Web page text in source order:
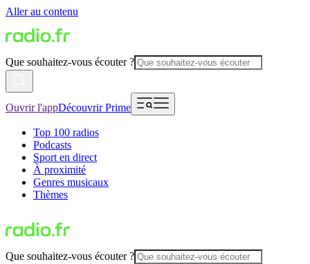
Aller au contenu
Que souhaitez-vous écouter ?
Ouvrir l'appDécouvrir Prime
Top 100 radios
Podcasts
Sport en direct
À proximité
Genres musicaux
Thèmes
Que souhaitez-vous écouter ?